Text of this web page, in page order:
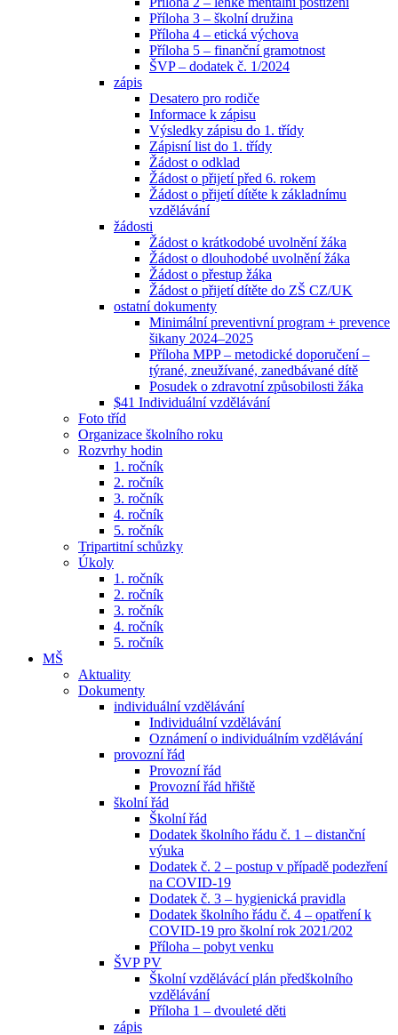
Příloha 3 – školní družina
Příloha 4 – etická výchova
Příloha 5 – finanční gramotnost
ŠVP – dodatek č. 1/2024
zápis
Desatero pro rodiče
Informace k zápisu
Výsledky zápisu do 1. třídy
Zápisní list do 1. třídy
Žádost o odklad
Žádost o přijetí před 6. rokem
Žádost o přijetí dítěte k základnímu
vzdělávání
žádosti
Žádost o krátkodobé uvolnění žáka
Žádost o dlouhodobé uvolnění žáka
Žádost o přestup žáka
Žádost o přijetí dítěte do ZŠ CZ/UK
ostatní dokumenty
Minimální preventivní program + prevence
šikany 2024–2025
Příloha MPP – metodické doporučení –
týrané, zneužívané, zanedbávané dítě
Posudek o zdravotní způsobilosti žáka
$41 Individuální vzdělávání
Foto tříd
Organizace školního roku
Rozvrhy hodin
1. ročník
2. ročník
3. ročník
4. ročník
5. ročník
Tripartitní schůzky
Úkoly
1. ročník
2. ročník
3. ročník
4. ročník
5. ročník
MŠ
Aktuality
Dokumenty
individuální vzdělávání
Individuální vzdělávání
Oznámení o individuálním vzdělávání
provozní řád
Provozní řád
Provozní řád hřiště
školní řád
Školní řád
Dodatek školního řádu č. 1 – distanční
výuka
Dodatek č. 2 – postup v případě podezření
na COVID-19
Dodatek č. 3 – hygienická pravidla
Dodatek školního řádu č. 4 – opatření k
COVID-19 pro školní rok 2021/202
Příloha – pobyt venku
ŠVP PV
Školní vzdělávácí plán předškolního
vzdělávání
Příloha 1 – dvouleté děti
zápis